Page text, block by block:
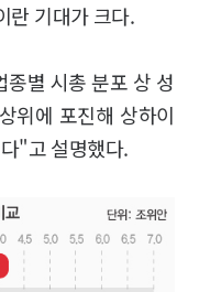
란 기대가 크다.
별 시총 분포 상 성
위에 포진해 상하이
"고 설명했다.